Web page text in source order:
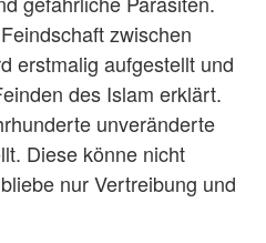
zwischen
erstmalig aufgestellt und
des Islam erklärt.
unveränderte
Diese könne nicht
nur Vertreibung und